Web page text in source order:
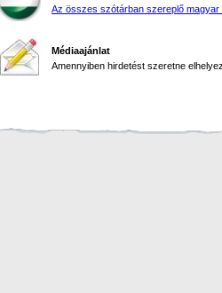
Az összes szótárban szereplő magyar
Médiaajánlat
Amennyiben hirdetést szeretne